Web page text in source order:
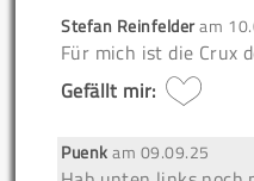
Stefan Reinfelderam
Für mich ist die Crux
Gefällt mir:
Puenkam 09.09.25